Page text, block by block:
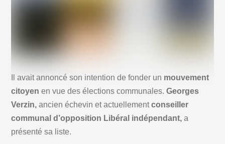
Il avait annoncé son intention de fonder un mouvement
citoyen en vue des élections communales.Georges
Verzin, ancien échevin et actuellementconseiller
communal d’opposition Libéral indépendant, a
présenté sa liste.